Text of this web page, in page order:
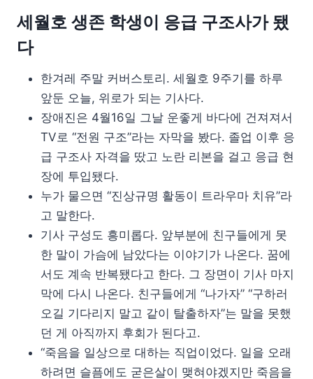
세월호 생존 학생이 응급 구조사가 됐
다
한겨레 주말 커버스토리. 세월호 9주기를 하루
앞둔 오늘, 위로가 되는 기사다.
장애진은 4월16일 그날 운좋게 바다에 건져져서
TV로 “전원 구조”라는 자막을 봤다. 졸업 이후 응
급 구조사 자격을 땄고 노란 리본을 걸고 응급 현
장에 투입됐다.
누가 물으면 “진상규명 활동이 트라우마 치유”라
고 말한다.
기사 구성도 흥미롭다. 앞부분에 친구들에게 못
한 말이 가슴에 남았다는 이야기가 나온다. 꿈에
서도 계속 반복됐다고 한다. 그 장면이 기사 마지
막에 다시 나온다. 친구들에게 “나가자” “구하러
오길 기다리지 말고 같이 탈출하자”는 말을 못했
던 게 아직까지 후회가 된다고.
“죽음을 일상으로 대하는 직업이었다. 일을 오래
하려면 슬픔에도 굳은살이 맺혀야겠지만 죽음을